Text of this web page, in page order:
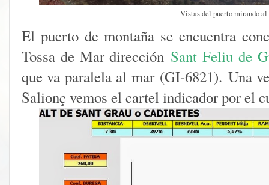
Vistas del puerto mirando al
El puerto de montaña se encuentra
Tossa de Mar dirección Sant Feliu de
que va paralela al mar (GI-6821). Una
Salionç vemos el cartel indicador por el